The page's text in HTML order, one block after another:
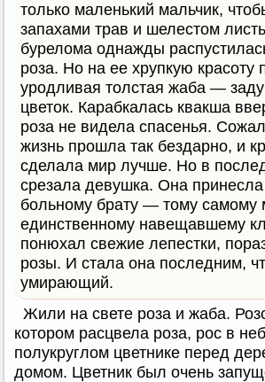
только маленький мальчик,
запахами трав и шелестом
бурелома однажды
роза. Но на ее хрупкую красоту
уродливая толстая жаба —
цветок. Карабкалась квакша
роза не видела спасенья.
жизнь прошла так бездарно, и
сделала мир лучше. Но в
срезала девушка. Она принесла
больному брату — тому самому
единственному навещавшему
понюхал свежие лепестки,
розы. И стала она последним,
умирающий.
Жили на свете роза и жаба.
котором расцвела роза, рос в
полукруглом цветнике перед
домом. Цветник был очень